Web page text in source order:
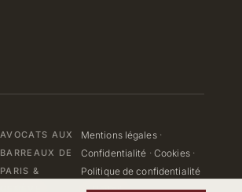
AVOCATS AUX
BARREAUX DE
PARIS &
Mentions légales·
Confidentialité · Cookies·
Politique de confidentialité
— Portail